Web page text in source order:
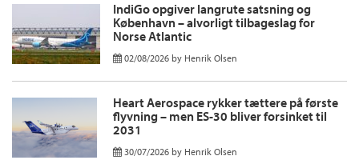
IndiGo opgiver langrute satsning og
København – alvorligt tilbageslag for
Norse Atlantic
02/08/2026 by Henrik Olsen
Heart Aerospace rykker tættere på første
flyvning – men ES-30 bliver forsinket til
2031
30/07/2026 by Henrik Olsen